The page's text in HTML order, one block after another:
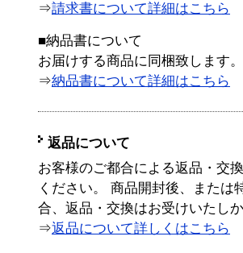
⇒請求書について詳細はこちら
■納品書について
お届けする商品に同梱致します。
⇒納品書について詳細はこちら
返品について
お客様のご都合による返品・交
ください。 商品開封後、または
合、返品・交換はお受けいたし
⇒返品について詳しくはこちら